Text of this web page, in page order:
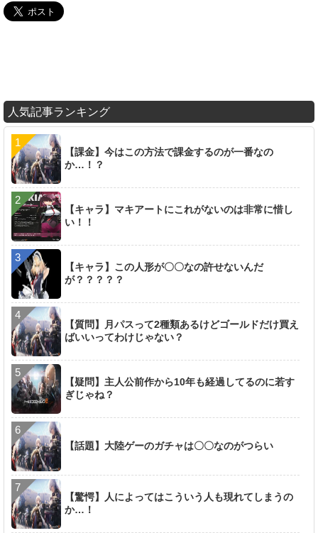
人気記事ランキング
【課金】今はこの方法で課金するのが一番なの
か…！？
【キャラ】マキアートにこれがないのは非常に惜し
い！！
【キャラ】この人形が〇〇なの許せないんだ
が？？？？？
【質問】月パスって2種類あるけどゴールドだけ買え
ばいいってわけじゃない？
【疑問】主人公前作から10年も経過してるのに若す
ぎじゃね？
【話題】大陸ゲーのガチャは〇〇なのがつらい
【驚愕】人によってはこういう人も現れてしまうの
か…！